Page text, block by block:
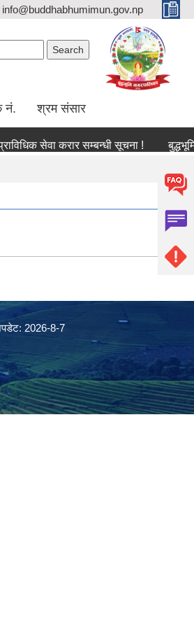
नं. श्रम संसार
सेवा करार सम्बन्धी सूचना !
2026-8-7